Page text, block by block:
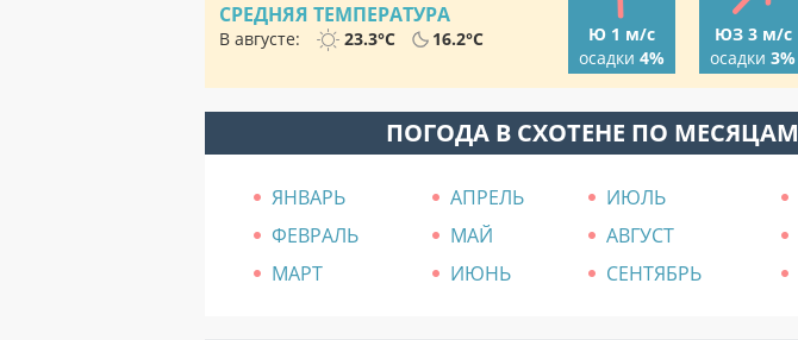
СРЕДНЯЯ ТЕМПЕРАТУРА
В августе: 23.3°C 16.2°C
Ю 1 м/с
осадки 4%
ЮЗ 3 м/с
осадки 3%
ПОГОДА В СХОТЕНЕ ПО МЕСЯЦАМ
ЯНВАРЬ АПРЕЛЬ ИЮЛЬ
ФЕВРАЛЬ
МАЙ АВГУСТ
МАРТ
ИЮНЬ СЕНТЯБРЬ